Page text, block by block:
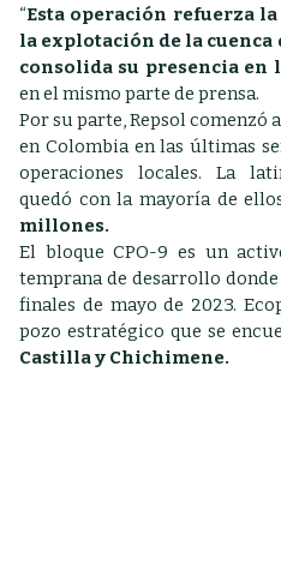
“Esta operación refuerza
la explotación de la
consolida su presencia en
en el mismo parte de prensa.
Por su parte, Repsol comenzó
en Colombia en las últimas
operaciones locales. La
quedó con la mayoría de
millones.
El bloque CPO-9 es un
temprana de desarrollo
finales de mayo de 2023.
pozo estratégico que se
Castilla y Chichimene.